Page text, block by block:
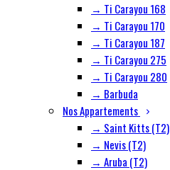
→ Ti Carayou 168
→ Ti Carayou 170
→ Ti Carayou 187
→ Ti Carayou 275
→ Ti Carayou 280
→ Barbuda
Nos Appartements
→ Saint Kitts (T2)
→ Nevis (T2)
→ Aruba (T2)